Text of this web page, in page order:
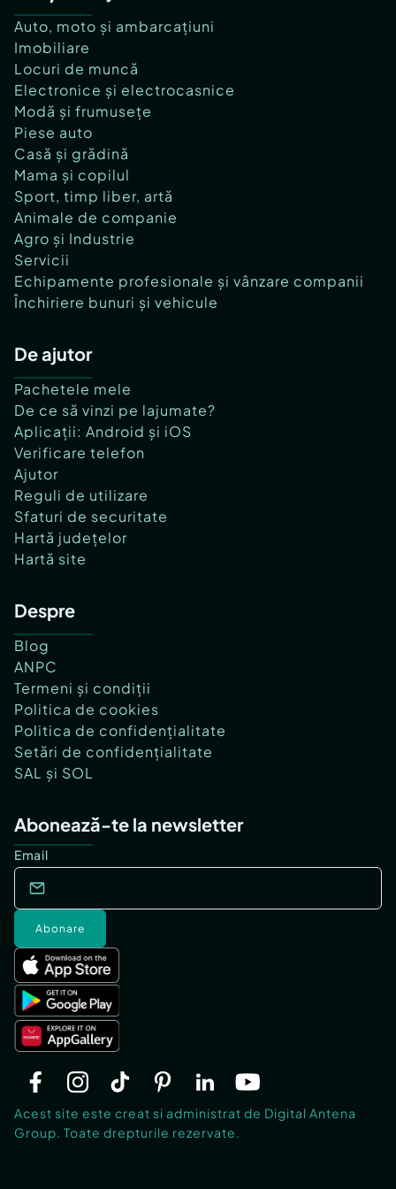
Auto, moto și ambarcațiuni
Imobiliare
Locuri de muncă
Electronice și electrocasnice
Modă și frumusețe
Piese auto
Casă și grădină
Mama și copilul
Sport, timp liber, artă
Animale de companie
Agro și Industrie
Servicii
Echipamente profesionale și vânzare companii
Închiriere bunuri și vehicule
De ajutor
Pachetele mele
De ce să vinzi pe lajumate?
Aplicații: Android și iOS
Verificare telefon
Ajutor
Reguli de utilizare
Sfaturi de securitate
Hartă județelor
Hartă site
Despre
Blog
ANPC
Termeni și condiții
Politica de cookies
Politica de confidențialitate
Setări de confidențialitate
SAL și SOL
Abonează-te la newsletter
Email
Abonare
Acest site este creat si administrat de Digital Antena
Group. Toate drepturile rezervate.